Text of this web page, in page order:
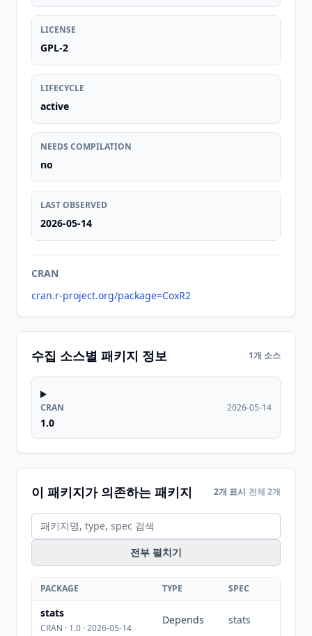
LICENSE
GPL-2
LIFECYCLE
active
NEEDS COMPILATION
no
LAST OBSERVED
2026-05-14
CRAN
cran.r-project.org/package=CoxR2
수집 소스별 패키지 정보 1개 소스
CRAN
1.0
2026-05-14
이 패키지가 의존하는 패키지 2개 표시 전체 2개
전부 펼치기
PACKAGE TYPE SPEC
stats
CRAN · 1.0 · 2026-05-14
Depends stats